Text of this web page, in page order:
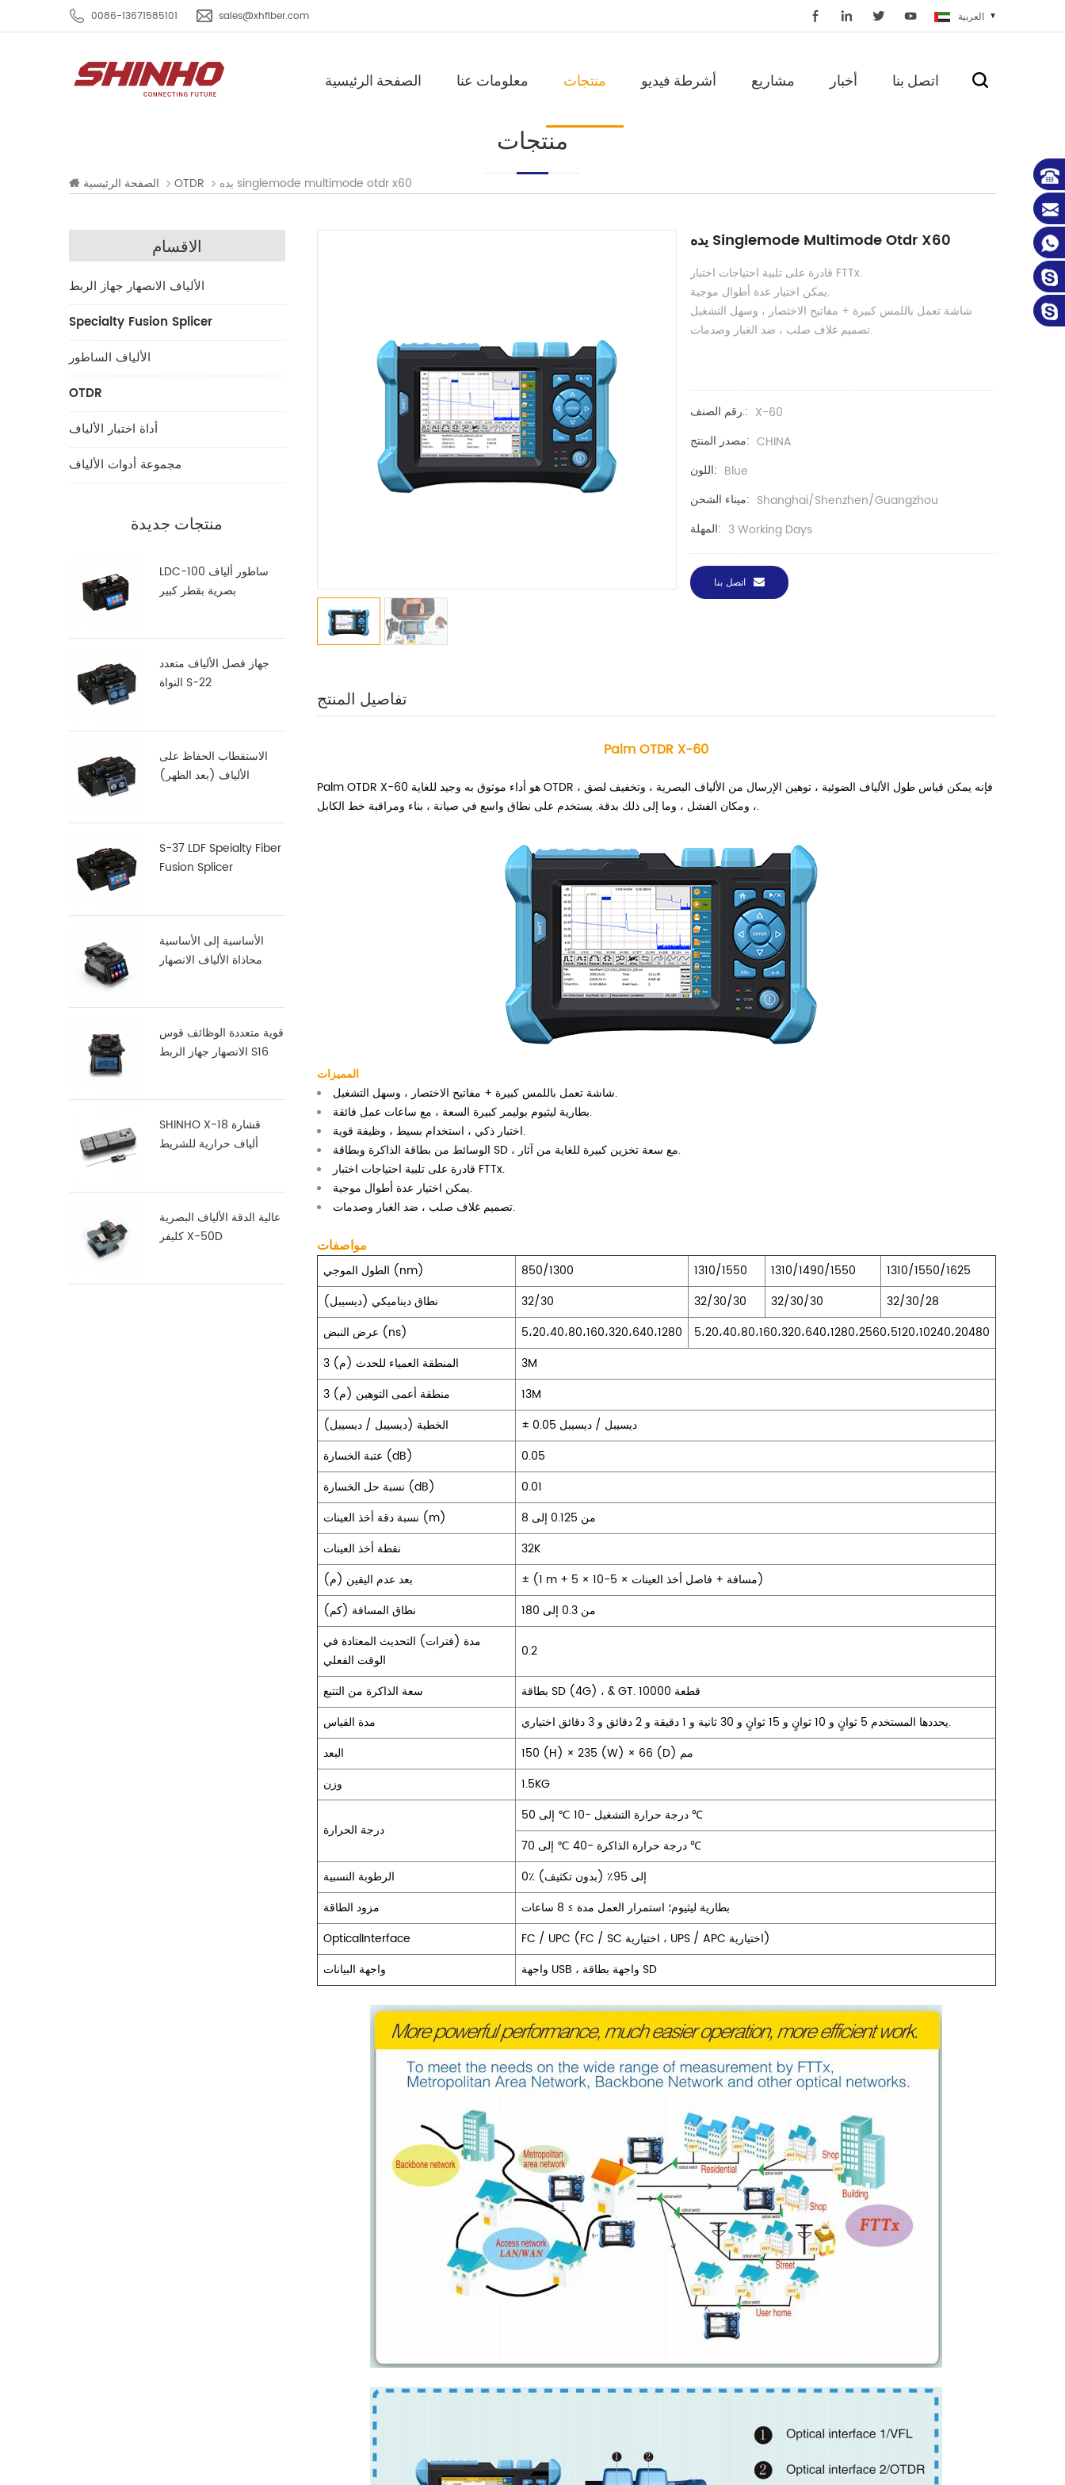
0086-13671585101 sales@xhfiber.com العربية
الصفحة الرئيسية معلومات عنا منتجات أشرطة فيديو مشاريع أخبار اتصل بنا
منتجات
الصفحة الرئيسية OTDR يده singlemode multimode otdr x60
الاقسام
الألياف الانصهار جهاز الربط
Specialty Fusion Splicer
الألياف الساطور
OTDR
أداة اختبار الألياف
مجموعة أدوات الألياف
منتجات جديدة
LDC-100 ساطور ألياف
بصرية بقطر كبير
جهاز فصل الألياف متعدد
النواة S-22
الاستقطاب الحفاظ على
الألياف (بعد الظهر)
S-37 LDF Speialty Fiber
Fusion Splicer
الأساسية إلى الأساسية
محاذاة الألياف الانصهار
قوية متعددة الوظائف قوس
الانصهار جهاز الربط S16
SHINHO X-18 قشارة
ألياف حرارية للشريط
عالية الدقة الألياف البصرية
كليفر X-50D
يده Singlemode Multimode Otdr X60
قادرة على تلبية احتياجات اختبار FTTx.
يمكن اختيار عدة أطوال موجية.
شاشة تعمل باللمس كبيرة + مفاتيح الاختصار ، وسهل التشغيل
تصميم غلاف صلب ، ضد الغبار وصدمات.
رقم الصنف.: X-60
مصدر المنتج: CHINA
اللون: Blue
ميناء الشحن: Shanghai/Shenzhen/Guangzhou
المهلة: 3 Working Days
اتصل بنا
تفاصيل المنتج
Palm OTDR X-60
Palm OTDR X-60 هو أداء موثوق به وجيد للغاية OTDR ، فإنه يمكن قياس طول الألياف الضوئية ، توهين الإرسال من الألياف البصرية ، وتخفيف لصق
، ومكان الفشل ، وما إلى ذلك بدقة. يستخدم على نطاق واسع في صيانة ، بناء ومراقبة خط الكابل.
المميزات
شاشة تعمل باللمس كبيرة + مفاتيح الاختصار ، وسهل التشغيل.
بطارية ليثيوم بوليمر كبيرة السعة ، مع ساعات عمل فائقة.
اختبار ذكي ، استخدام بسيط ، وظيفة قوية.
الوسائط من بطاقة الذاكرة وبطاقة SD ، مع سعة تخزين كبيرة للغاية من آثار.
قادرة على تلبية احتياجات اختبار FTTx.
يمكن اختيار عدة أطوال موجية.
تصميم غلاف صلب ، ضد الغبار وصدمات.
مواصفات
الطول الموجي (nm) 850/1300 1310/1550 1310/1490/1550
1310/1550/1625
نطاق ديناميكي (ديسيبل)
32/30 32/30/30 32/30/30
32/30/28
عرض النبض (ns)
5،20،40،80،160،320،640،1280
5،20،40،80،160،320،640،1280،2560،5120،10240،20480
المنطقة العمياء للحدث (م) 3
3M
منطقة أعمى التوهين (م) 3
13M
الخطية (ديسيبل / ديسيبل)
± 0.05 ديسيبل / ديسيبل
عتبة الخسارة (dB)
0.05
نسبة حل الخسارة (dB)
0.01
نسبة دقة أخذ العينات (m)
من 0.125 إلى 8
نقطة أخذ العينات
32K
بعد عدم اليقين (م)
± (1 m + 5 × 10-5 × مسافة + فاصل أخذ العينات)
نطاق المسافة (كم)
من 0.3 إلى 180
مدة (فترات) التحديث المعتادة في
الوقت الفعلي
0.2
سعة الذاكرة من التتبع
بطاقة SD (4G) ، & GT. 10000 قطعة
مدة القياس
يحددها المستخدم 5 ثوانٍ و 10 ثوانٍ و 15 ثوانٍ و 30 ثانية و 1 دقيقة و 2 دقائق و 3 دقائق اختياري.
البعد
150 (H) × 235 (W) × 66 (D) مم
وزن
1.5KG
درجة الحرارة
درجة حرارة التشغيل -10 ℃ إلى 50 ℃
درجة حرارة الذاكرة -40 ℃ إلى 70 ℃
الرطوبة النسبية
0٪ إلى 95٪ (بدون تكثيف)
مزود الطاقة
بطارية ليثيوم؛ استمرار العمل مدة ≥ 8 ساعات
OpticalInterface
FC / UPC (FC / SC اختيارية ، UPS / APC اختيارية)
واجهة البيانات
واجهة USB ، واجهة بطاقة SD